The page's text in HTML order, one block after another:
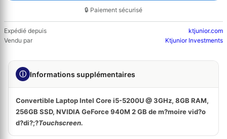
🔒 Paiement sécurisé
Expédié depuis
ktjunior.com
Vendu par
Ktjunior Investments
ⓘ Informations supplémentaires
Convertible Laptop Intel Core i5-5200U @ 3GHz, 8GB RAM,
256GB SSD, NVIDIA GeForce 940M 2 GB de m?moire vid?o
d?di?;?Touchscreen.